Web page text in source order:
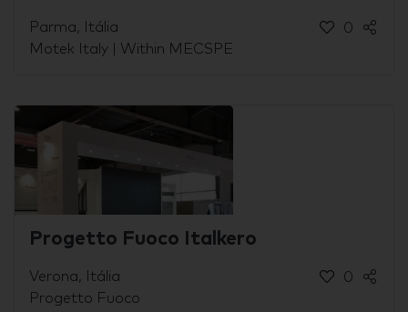
Parma, Itália
Motek Italy | Within MECSPE
0
Progetto Fuoco Italkero
Verona, Itália
Progetto Fuoco
0